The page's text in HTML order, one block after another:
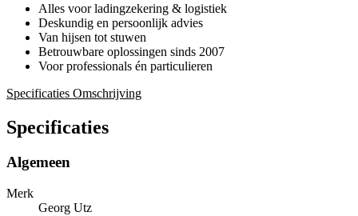
Alles voor ladingzekering & logistiek
Deskundig en persoonlijk advies
Van hijsen tot stuwen
Betrouwbare oplossingen sinds 2007
Voor professionals én particulieren
Specificaties Omschrijving
Specificaties
Algemeen
Merk
Georg Utz